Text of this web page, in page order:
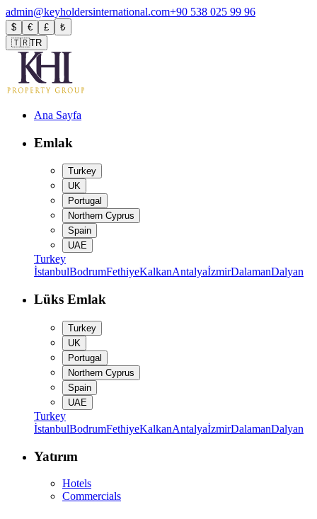
admin@keyholdersinternational.com+90 538 025 99 96
$ € £
₺
🇹🇷TR
Ana Sayfa
Emlak
Turkey
UK
Portugal
Northern Cyprus
Spain
UAE
Turkey
İstanbulBodrumFethiyeKalkanAntalyaİzmirDalamanDalyan
Lüks Emlak
Turkey
UK
Portugal
Northern Cyprus
Spain
UAE
Turkey
İstanbulBodrumFethiyeKalkanAntalyaİzmirDalamanDalyan
Yatırım
Hotels
Commercials